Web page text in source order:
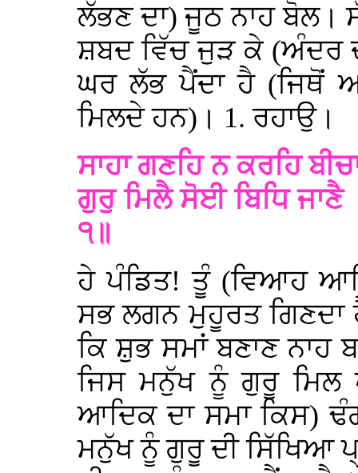
ਲੱਭਣ ਦਾ) ਜੂਠ ਨਾਹ ਬੋਲ।
ਸ਼ਬਦ ਵਿੱਚ ਜੁੜ ਕੇ (ਅੰਦਰ
ਘਰ ਲੱਭ ਪੈਂਦਾ ਹੈ (ਜਿਥੋਂ
ਮਿਲਦੇ ਹਨ)। 1. ਰਹਾਉ।
ਸਾਹਾ ਗਣਹਿ ਨ ਕਰਹਿ
ਗੁਰੁ ਮਿਲੈ ਸੋਈ ਬਿਧਿ
੧॥
ਹੇ ਪੰਡਿਤ! ਤੂੰ (ਵਿਆਹ
ਸਭ ਲਗਨ ਮੁਹੂਰਤ ਗਿਣਦਾ
ਕਿ ਸ਼ੁਭ ਸਮਾਂ ਬਣਾਣ ਨਾਹ
ਜਿਸ ਮਨੁੱਖ ਨੂੰ ਗੁਰੂ ਮਿਲ
ਆਦਿਕ ਦਾ ਸਮਾ ਕਿਸ)
ਮਨੁੱਖ ਨੂੰ ਗੁਰੂ ਦੀ ਸਿੱਖਿਆ